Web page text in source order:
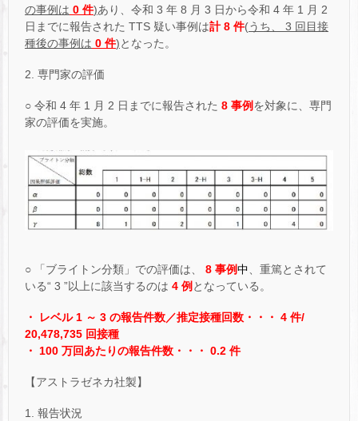
の事例は 0 件)あり、令和 3 年 8 月 3 日から令和 4 年 1 月 2
日までに報告された TTS 疑い事例は計 8 件(うち、 3 回目接
種後の事例は 0 件)となった。
2. 専門家の評価
○ 令和 4 年 1 月 2 日までに報告された 8 事例を対象に、専門
家の評価を実施。
○ 「ブライトン分類」での評価は、 8 事例中 、重篤とされて
いる“ 3 ”以上に該当するのは 4 例 となっている。
・ レベル 1 ～ 3 の報告件数／推定接種回数・・・ 4 件/
20,478,735 回接種
・ 100 万回あたりの報告件数・・・ 0.2 件
【アストラゼネカ社製】
1. 報告状況